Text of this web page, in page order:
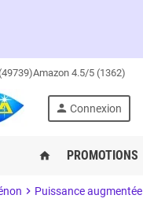
Amazon 4.5/5 (1362)
person Connexion
home PROMOTIONS
chevron_right Puissance augmentée